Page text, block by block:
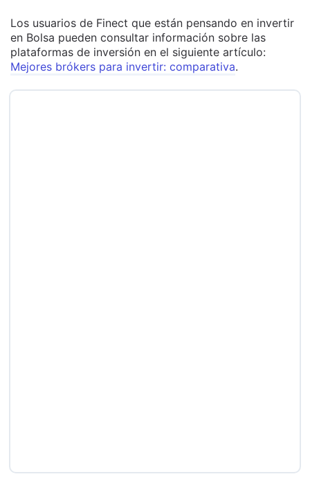
Los usuarios de Finect que están pensando en invertir
en Bolsa pueden consultar información sobre las
plataformas de inversión en el siguiente artículo:
Mejores brókers para invertir: comparativa.